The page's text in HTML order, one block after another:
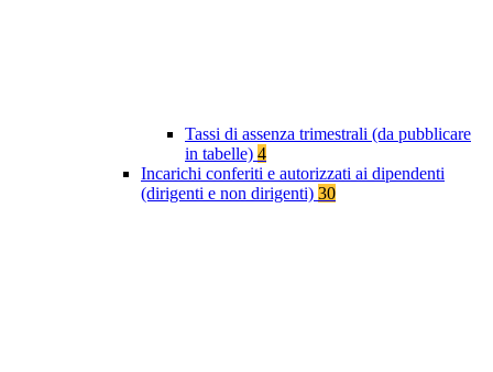
Tassi di assenza trimestrali (da pubblicare
in tabelle) 4
Incarichi conferiti e autorizzati ai dipendenti
(dirigenti e non dirigenti) 30